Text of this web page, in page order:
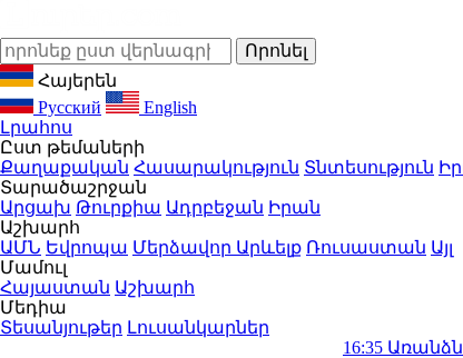
Հայերեն
Русский
English
Լրահոս
Ըստ թեմաների
Քաղաքական Հասարակություն Տնտեսություն
Տարածաշրջան
Արցախ Թուրքիա Ադրբեջան Իրան
Աշխարհ
ԱՄՆ Եվրոպա Մերձավոր Արևելք Ռուսաստան Այլ
Մամուլ
Հայաստան Աշխարհ
Մեդիա
Տեսանյութեր Լուսանկարներ
Առանձնապես